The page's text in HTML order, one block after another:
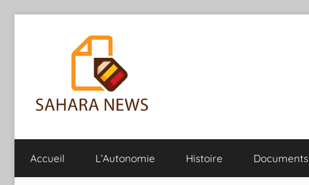
Sahara
News
l'info
sur
Accueil L’Autonomie Histoire Documents